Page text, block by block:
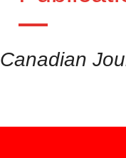
Canadian